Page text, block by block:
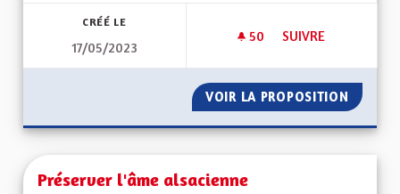
CRÉÉ LE
17/05/2023
50 50 ABONNÉS
SUIVRE
VOIR LA PROPOSITION PRISE
Préserver l'âme alsacienne